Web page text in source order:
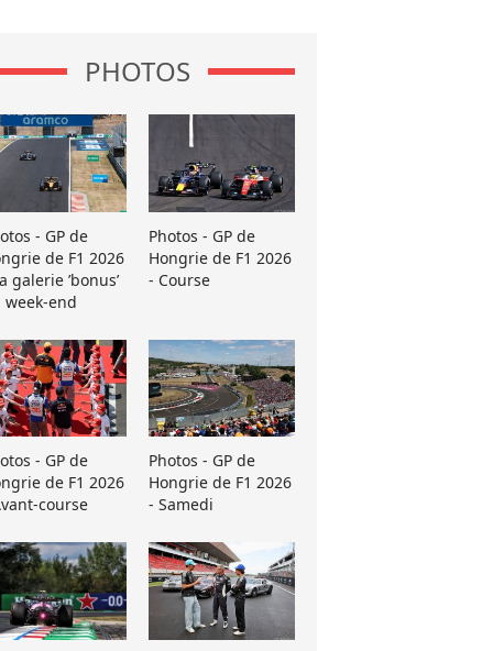
PHOTOS
- GP de
de F1 2026
galerie ’bonus’
week-end
Photos - GP de
Hongrie de F1 2026
- Course
- GP de
de F1 2026
course
Photos - GP de
Hongrie de F1 2026
- Samedi